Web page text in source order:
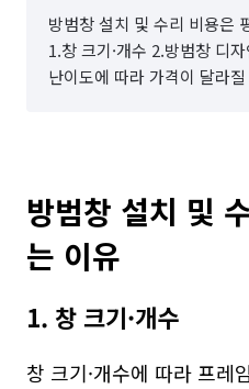
방범창 설치 및 수리 비용은
1.창 크기·개수 2.방범창 디
난이도에 따라 가격이 달라
방범창 설치 및
는 이유
1. 창 크기·개수
창 크기·개수에 따라 프레